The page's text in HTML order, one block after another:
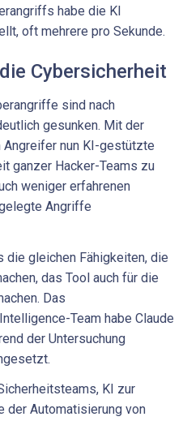
habe die KI
oft mehrere pro Sekunde.
Cybersicherheit
sind nach
gesunken. Mit der
nun KI-gestützte
ganzer Hacker-Teams zu
weniger erfahrenen
Angriffe
die gleichen Fähigkeiten, die
das Tool auch für die
Das
Team habe Claude
der Untersuchung
KI zur
der Automatisierung von